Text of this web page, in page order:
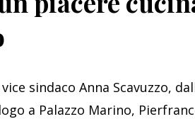
sindaco Anna Scavuzzo,
a Palazzo Marino,